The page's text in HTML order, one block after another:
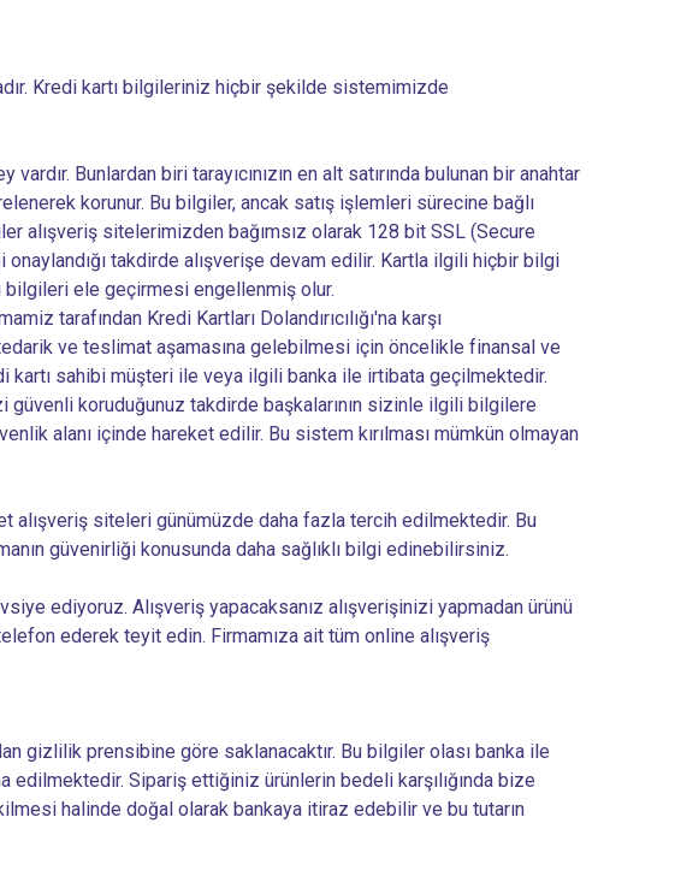
Kredi kartı bilgileriniz hiçbir şekilde sistemimizde
Bunlardan biri tarayıcınızın en alt satırında bulunan bir anahtar
korunur. Bu bilgiler, ancak satış işlemleri sürecine bağlı
alışveriş sitelerimizden bağımsız olarak 128 bit SSL (Secure
takdirde alışverişe devam edilir. Kartla ilgili hiçbir bilgi
bilgileri ele geçirmesi engellenmiş olur.
tarafından Kredi Kartları Dolandırıcılığı'na karşı
ve teslimat aşamasına gelebilmesi için öncelikle finansal ve
sahibi müşteri ile veya ilgili banka ile irtibata geçilmektedir.
koruduğunuz takdirde başkalarının sizinle ilgili bilgilere
alanı içinde hareket edilir. Bu sistem kırılması mümkün olmayan
siteleri günümüzde daha fazla tercih edilmektedir. Bu
güvenirliği konusunda daha sağlıklı bilgi edinebilirsiniz.
ediyoruz. Alışveriş yapacaksanız alışverişinizi yapmadan ürünü
ederek teyit edin. Firmamıza ait tüm online alışveriş
gizlilik prensibine göre saklanacaktır. Bu bilgiler olası banka ile
edilmektedir. Sipariş ettiğiniz ürünlerin bedeli karşılığında bize
halinde doğal olarak bankaya itiraz edebilir ve bu tutarın